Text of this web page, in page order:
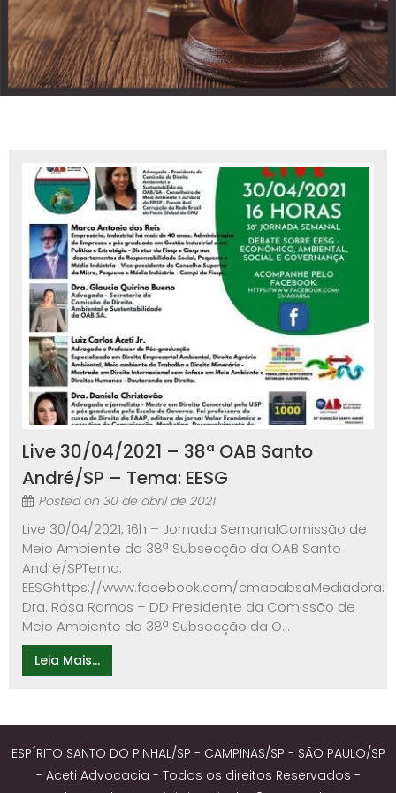
Live 30/04/2021 – 38ª OAB Santo
André/SP – Tema: EESG
Posted on 30 de abril de 2021
Live 30/04/2021, 16h – Jornada SemanalComissão de
Meio Ambiente da 38ª Subsecção da OAB Santo
André/SPTema:
EESGhttps://www.facebook.com/cmaoabsaMediadora:
Dra. Rosa Ramos – DD Presidente da Comissão de
Meio Ambiente da 38ª Subsecção da O...
Leia Mais...
ESPÍRITO SANTO DO PINHAL/SP - CAMPINAS/SP - SÃO PAULO/SP
- Aceti Advocacia - Todos os direitos Reservados -